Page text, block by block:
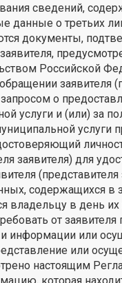
сведений,
данные о третьих
документы,
Российской
заявителя
запросом о
услуги и (или) за
услуги
заявителя) для
содержащихся в
владельцу в день
от заявителя
информации или
или
настоящим